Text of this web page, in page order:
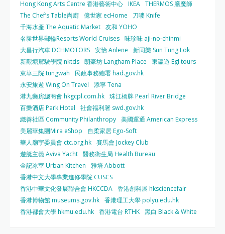
Hong Kong Arts Centre 香港藝術中心 IKEA THERMOS 膳魔師
The Chef’s Table尚廚 億世家 ecHome
刀嘜 Knife
千海水產 The Aquatic Market 友和 YOHO
名勝世界郵輪Resorts World Cruises 味珍味 aji-no-chinmi
大昌行汽車 DCHMOTORS 安怡 Anlene
新同樂 Sun Tung Lok
新觀塘駕駛學院 nktds 朗豪坊 Langham Place
東瀛遊 Egl tours
東華三院 tungwah
民政事務總署 had.gov.hk
永安旅遊 Wing On Travel
添寧 Tena
港九藥房總商會 hkgcpl.com.hk 珠江橋牌 Pearl River Bridge
百樂酒店 Park Hotel
社會福利署 swd.gov.hk
織善社區 Community Philanthropy 美國運通 American Express
美麗華集團Mira eShop
自柔家居 Ego-Soft
華人廟宇委員會 ctc.org.hk 賽馬會 Jockey Club
遊艇主義 Aviva Yacht 醫務衛生局 Health Bureau
金記冰室 Urban Kitchen
雅培 Abbott
香港中文大學專業進修學院 CUSCS
香港中華文化發展聯合會 HKCCDA 香港創科展 hksciencefair
香港博物館 museums.gov.hk 香港理工大學 polyu.edu.hk
香港都會大學 hkmu.edu.hk 香港電台 RTHK 黑白 Black & White